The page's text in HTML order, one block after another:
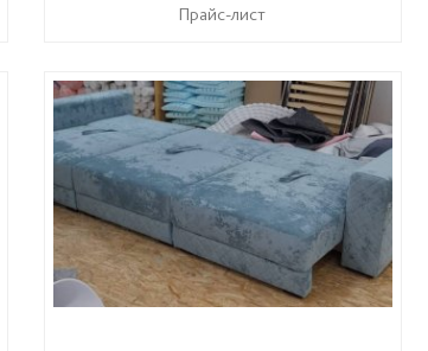
Прайс-лист